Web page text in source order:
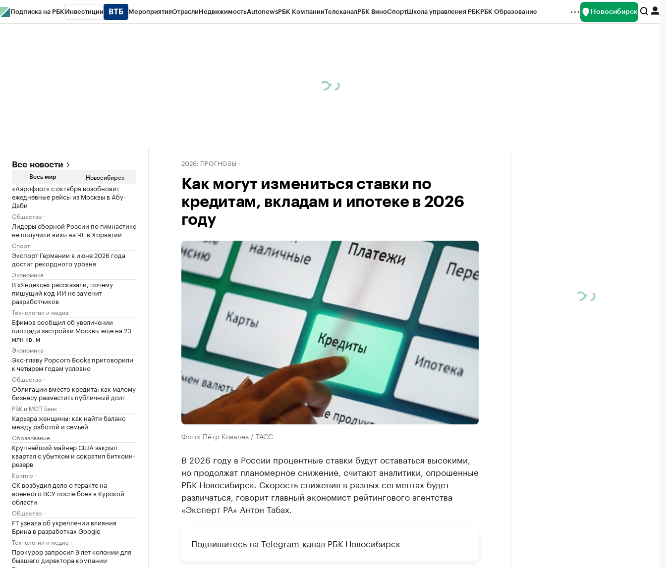
Подписка на РБК Инвестиции МероприятияОтраслиНедвижимостьAutonewsРБК КомпанииТелеканалРБК ВиноСпортШкола управления РБКРБК Образование Новосибирск
Все новости
Весь мир Новосибирск
«Аэрофлот» с октября возобновит
ежедневные рейсы из Москвы в Абу-
Даби
Общество
Лидеры сборной России по гимнастике
не получили визы на ЧЕ в Хорватии
Спорт
Экспорт Германии в июне 2026 года
достиг рекордного уровня
Экономика
В «Яндексе» рассказали, почему
пишущий код ИИ не заменит
разработчиков
Технологии и медиа
Ефимов сообщил об увеличении
площади застройки Москвы еще на 23
млн кв. м
Экономика
Экс-главу Popcorn Books приговорили
к четырем годам условно
Общество
Облигации вместо кредита: как малому
бизнесу разместить публичный долг
РБК и МСП Банк
Карьера женщины: как найти баланс
между работой и семьей
Образование
Крупнейший майнер США закрыл
квартал с убытком и сократил биткоин-
резерв
Крипто
СК возбудил дело о теракте на
военного ВСУ после боев в Курской
области
Общество
FT узнала об укреплении влияния
Брина в разработках Google
Технологии и медиа
Прокурор запросил 9 лет колонии для
бывшего директора компании
2026: ПРОГНОЗЫ
Как могут измениться ставки по
кредитам, вкладам и ипотеке в 2026
году
Фото: Пётр Ковалев / ТАСС
В 2026 году в России процентные ставки будут оставаться высокими,
но продолжат планомерное снижение, считают аналитики, опрошенные
РБК Новосибирск. Скорость снижения в разных сегментах будет
различаться, говорит главный экономист рейтингового агентства
«Эксперт РА» Антон Табах.
Подпишитесь на Telegram-канал РБК Новосибирск